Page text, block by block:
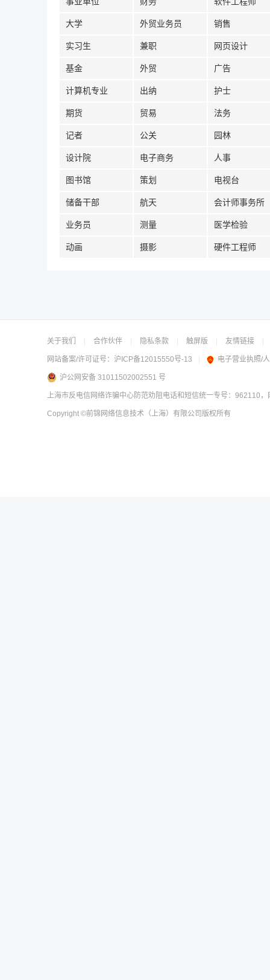
大学 外贸业务员 销售
实习生 兼职 网页设计
基金 外贸 广告
计算机专业 出纳 护士
期货 贸易 法务
记者 公关 园林
设计院 电子商务 人事
图书馆 策划 电视台
储备干部 航天 会计师事务所
业务员 测量 医学检验
动画 摄影 硬件工程师
关于我们 合作伙伴 隐私条款 触屏版 友情链接
网站备案/许可证号： 沪ICP备12015550号-13 电子营业执照/
沪公网安备 31011502002551 号
上海市反电信网络诈骗中心防范劝阻电话和短信统一专号：962110
Copyright ©前锦网络信息技术（上海）有限公司 版权所有